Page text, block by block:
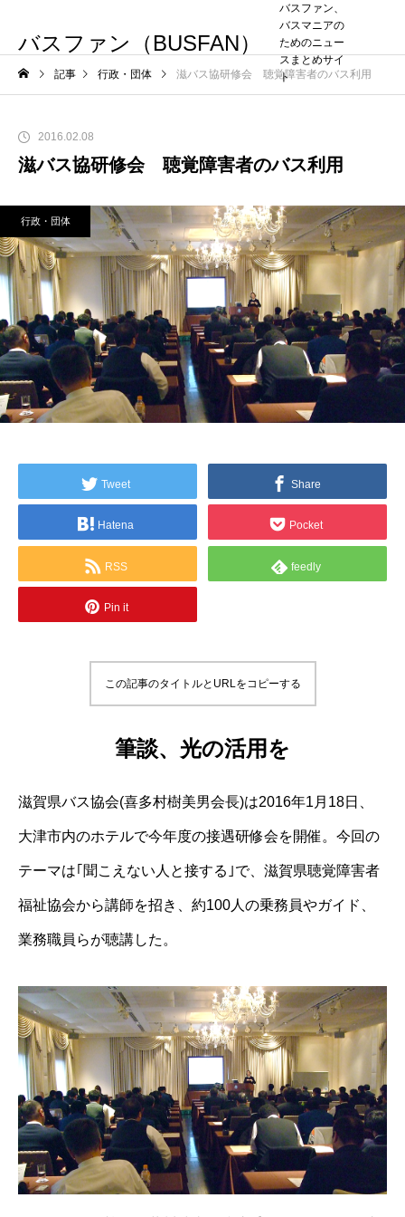
バスファン（BUSFAN）
バスファン、
バスマニアの
ためのニュー
スまとめサイ
ト
記事 行政・団体 滋バス協研修会 聴覚障害者のバス利用
2016.02.08
滋バス協研修会 聴覚障害者のバス利用
行政・団体
Tweet Share
Hatena Pocket
RSS feedly
Pin it
この記事のタイトルとURLをコピーする
筆談、光の活用を
滋賀県バス協会(喜多村樹美男会長)は2016年1月18日、
大津市内のホテルで今年度の接遇研修会を開催。今回の
テーマは｢聞こえない人と接する｣で、滋賀県聴覚障害者
福祉協会から講師を招き、約100人の乗務員やガイド、
業務職員らが聴講した。